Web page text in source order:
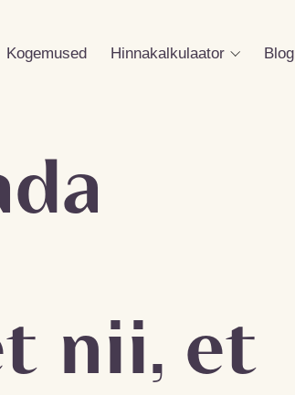
Kogemused Hinnakalkulaator Blog
nii, et